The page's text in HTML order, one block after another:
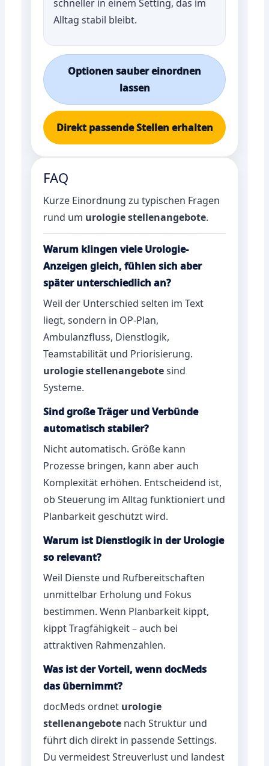
schneller in einem Setting, das im
Alltag stabil bleibt.
Optionen sauber einordnen
lassen
Direkt passende Stellen erhalten
FAQ
Kurze Einordnung zu typischen Fragen
rund um urologie stellenangebote.
Warum klingen viele Urologie-
Anzeigen gleich, fühlen sich aber
später unterschiedlich an?
Weil der Unterschied selten im Text
liegt, sondern in OP-Plan,
Ambulanzfluss, Dienstlogik,
Teamstabilität und Priorisierung.
urologie stellenangebotesind
Systeme.
Sind große Träger und Verbünde
automatisch stabiler?
Nicht automatisch. Größe kann
Prozesse bringen, kann aber auch
Komplexität erhöhen. Entscheidend ist,
ob Steuerung im Alltag funktioniert und
Planbarkeit geschützt wird.
Warum ist Dienstlogik in der Urologie
so relevant?
Weil Dienste und Rufbereitschaften
unmittelbar Erholung und Fokus
bestimmen. Wenn Planbarkeit kippt,
kippt Tragfähigkeit – auch bei
attraktiven Rahmenzahlen.
Was ist der Vorteil, wenn docMeds
das übernimmt?
docMeds ordnet urologie
stellenangebote nach Struktur und
führt dich direkt in passende Settings.
Du vermeidest Streuverlust und landest